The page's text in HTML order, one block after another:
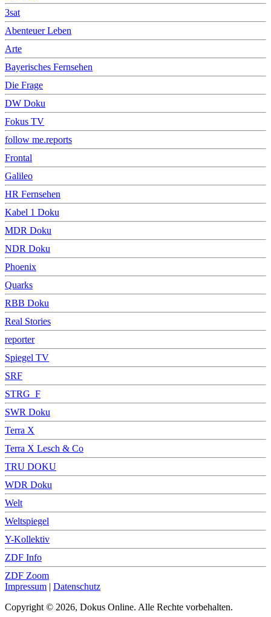
3sat
Abenteuer Leben
Arte
Bayerisches Fernsehen
Die Frage
DW Doku
Fokus TV
follow me.reports
Frontal
Galileo
HR Fernsehen
Kabel 1 Doku
MDR Doku
NDR Doku
Phoenix
Quarks
RBB Doku
Real Stories
reporter
Spiegel TV
SRF
STRG_F
SWR Doku
Terra X
Terra X Lesch & Co
TRU DOKU
WDR Doku
Welt
Weltspiegel
Y-Kollektiv
ZDF Info
ZDF Zoom
Impressum | Datenschutz
Copyright © 2026, Dokus Online. Alle Rechte vorbehalten.